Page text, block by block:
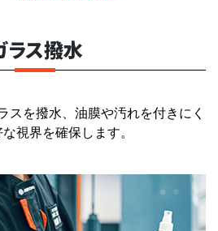
ラス撥水
スを撥水、油膜や汚れを付きにく
視界を確保します。